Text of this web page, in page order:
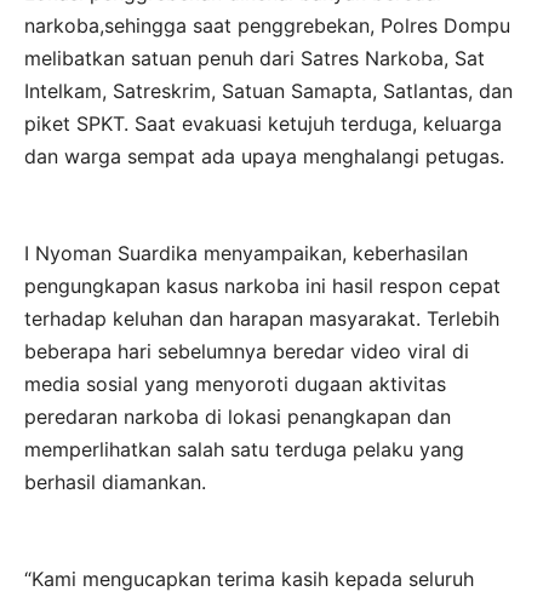
narkoba,sehingga saat penggrebekan, Polres Dompu
melibatkan satuan penuh dari Satres Narkoba, Sat
Intelkam, Satreskrim, Satuan Samapta, Satlantas, dan
piket SPKT. Saat evakuasi ketujuh terduga, keluarga
dan warga sempat ada upaya menghalangi petugas.
I Nyoman Suardika menyampaikan, keberhasilan
pengungkapan kasus narkoba ini hasil respon cepat
terhadap keluhan dan harapan masyarakat. Terlebih
beberapa hari sebelumnya beredar video viral di
media sosial yang menyoroti dugaan aktivitas
peredaran narkoba di lokasi penangkapan dan
memperlihatkan salah satu terduga pelaku yang
berhasil diamankan.
“Kami mengucapkan terima kasih kepada seluruh